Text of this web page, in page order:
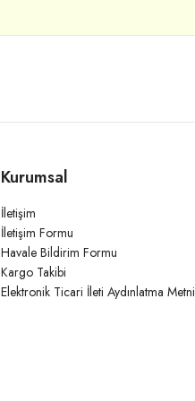
Kurumsal
İletişim
İletişim Formu
Havale Bildirim Formu
Kargo Takibi
Elektronik Ticari İleti Aydınlatma Metni